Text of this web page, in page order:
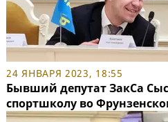
24 ЯНВАРЯ 2023, 18:55
Бывший депутат ЗакСа
спортшколу во